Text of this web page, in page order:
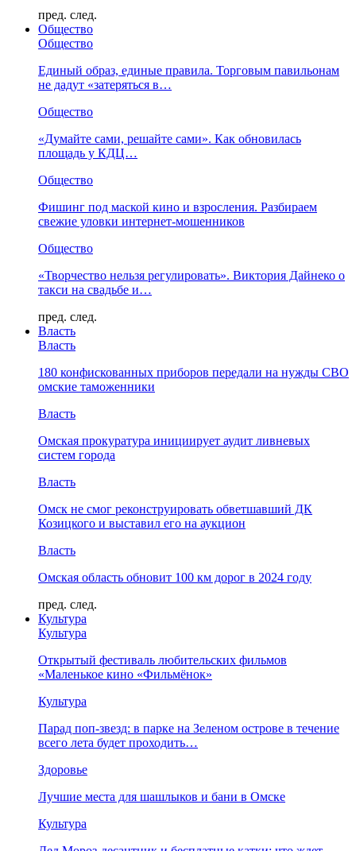
пред. след.
Общество
Общество
Единый образ, единые правила. Торговым павильонам
не дадут «затеряться в…
Общество
«Думайте сами, решайте сами». Как обновилась
площадь у КДЦ…
Общество
Фишинг под маской кино и взросления. Разбираем
свежие уловки интернет-мошенников
Общество
«Творчество нельзя регулировать». Виктория Дайнеко о
такси на свадьбе и…
пред. след.
Власть
Власть
180 конфискованных приборов передали на нужды СВО
омские таможенники
Власть
Омская прокуратура инициирует аудит ливневых
систем города
Власть
Омск не смог реконструировать обветшавший ДК
Козицкого и выставил его на аукцион
Власть
Омская область обновит 100 км дорог в 2024 году
пред. след.
Культура
Культура
Открытый фестиваль любительских фильмов
«Маленькое кино «Фильмёнок»
Культура
Парад поп-звезд: в парке на Зеленом острове в течение
всего лета будет проходить…
Здоровье
Лучшие места для шашлыков и бани в Омске
Культура